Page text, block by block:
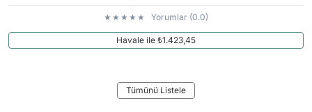
Yorumlar (0.0)
Havale ile ₺1.423,45
Tümünü Listele